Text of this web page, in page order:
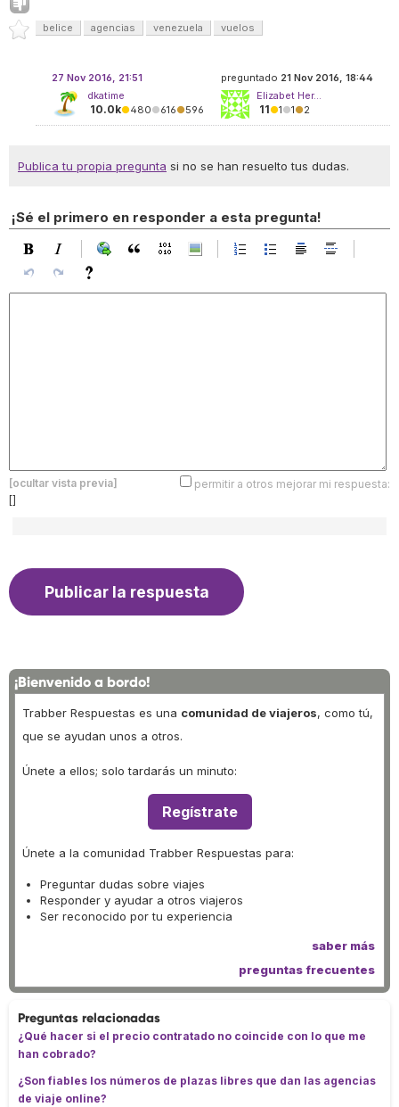
belice agencias venezuela vuelos
preguntado 21 Nov 2016, 18:44
Elizabet Her...
11●1●1●2
27 Nov 2016, 21:51
dkatime
10.0k●480●616●596
Publica tu propia pregunta si no se han resuelto tus dudas.
¡Sé el primero en responder a esta pregunta!
[ocultar vista previa]
permitir a otros mejorar mi respuesta:
[]
¡Bienvenido a bordo!
Trabber Respuestas es una comunidad de viajeros, como tú,
que se ayudan unos a otros.
Únete a ellos; solo tardarás un minuto:
Regístrate
Únete a la comunidad Trabber Respuestas para:
Preguntar dudas sobre viajes
Responder y ayudar a otros viajeros
Ser reconocido por tu experiencia
saber más
preguntas frecuentes
Preguntas relacionadas
¿Qué hacer si el precio contratado no coincide con lo que me
han cobrado?
¿Son fiables los números de plazas libres que dan las agencias
de viaje online?